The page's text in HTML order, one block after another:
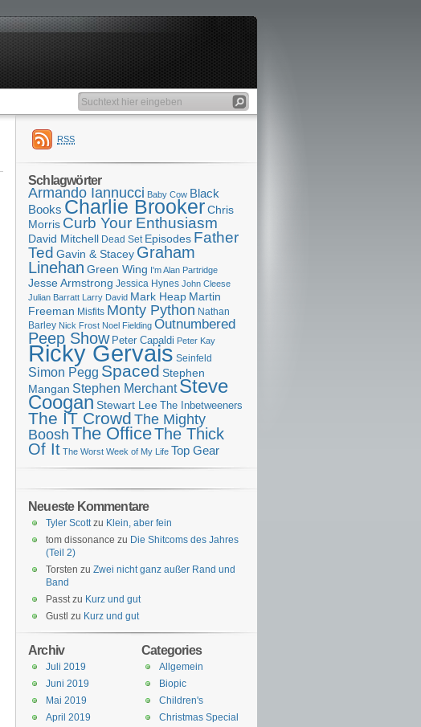
RSS
Schlagwörter
Armando Iannucci Baby Cow Black
Books Charlie BrookerChris
Morris Curb Your Enthusiasm
David Mitchell Dead Set Episodes Father
Ted Gavin & Stacey Graham
Linehan Green Wing I'm Alan Partridge
Jesse Armstrong Jessica Hynes John Cleese
Julian Barratt Larry David Mark Heap Martin
Freeman Misfits Monty Python Nathan
Barley Nick Frost Noel Fielding Outnumbered
Peep Show Peter Capaldi Peter Kay
Ricky Gervais Seinfeld
Simon Pegg Spaced Stephen
Mangan Stephen Merchant Steve
CooganStewart Lee The Inbetweeners
The IT Crowd The Mighty
Boosh The OfficeThe Thick
Of It The Worst Week of My Life Top Gear
Neueste Kommentare
Tyler Scottzu Klein, aber fein
tom dissonance zu Die Shitcoms des Jahres
(Teil 2)
Torsten zu Zwei nicht ganz außer Rand und
Band
Passtzu Kurz und gut
Gustl zu Kurz und gut
Categories
Allgemein
Biopic
Children's
Christmas Special
Archiv
Juli 2019
Juni 2019
Mai 2019
April 2019